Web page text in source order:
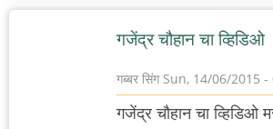
गजेंद्र चौहान चा व्हिडिओ
गब्बर सिंगSun, 14/06/2015 -
गजेंद्र चौहान चा व्हिडिओ